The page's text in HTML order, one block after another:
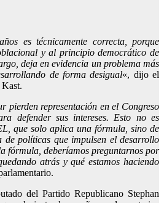
es técnicamente correcta, porque
y al principio democrático de
deja en evidencia un problema más
de forma desigual«, dijo el
pierden representación en el Congreso
defender sus intereses. Esto no es
que solo aplica una fórmula, sino de
de políticas que impulsen el desarrollo
fórmula, deberíamos preguntarnos por
atrás y qué estamos haciendo
del Partido Republicano Stephan